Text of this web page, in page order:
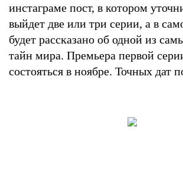
инстаграме пост, в котором
выйдет две или три серии, а в
будет рассказано об одной из
тайн мира. Премьера первой
состояться в ноябре. Точных дат